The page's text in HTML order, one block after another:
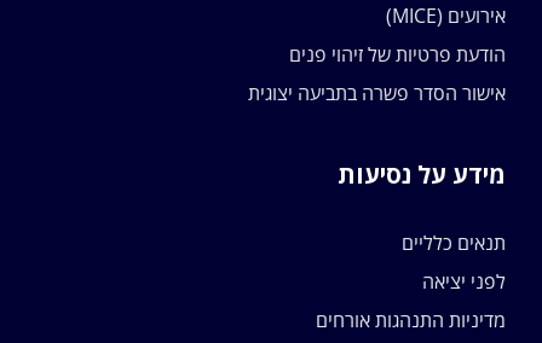
אירועים (MICE)
הודעת פרטיות של זיהוי פנים
אישור הסדר פשרה בתביעה יצוגית
מידע על נסיעות
תנאים כלליים
לפני יציאה
מדיניות התנהגות אורחים